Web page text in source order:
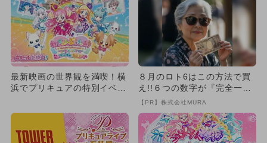
最新映画の世界観を満喫！横
浜でプリキュアの特別イベン
８月のロト6はこの方法で買
え!!６つの数字が『完全一
致』する方法
【PR】株式会社MURA